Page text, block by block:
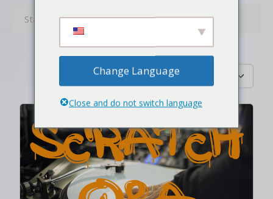
Startseite Kurs DJing
Erscheinungsdatum (das jüngste zuerst)
Change Language
Close and do not switch language